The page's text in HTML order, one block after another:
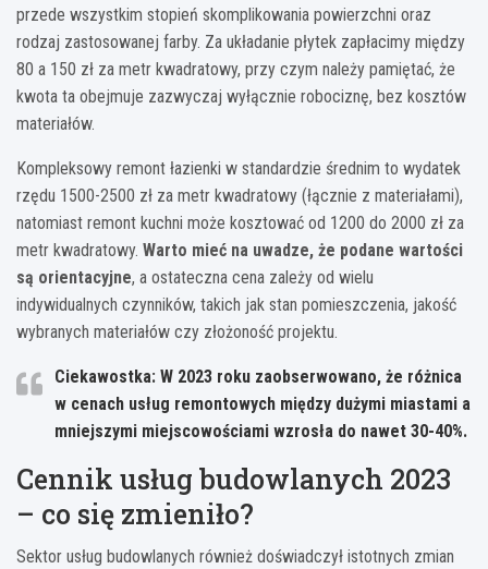
przede wszystkim stopień skomplikowania powierzchni oraz
rodzaj zastosowanej farby. Za układanie płytek zapłacimy między
80 a 150 zł za metr kwadratowy, przy czym należy pamiętać, że
kwota ta obejmuje zazwyczaj wyłącznie robociznę, bez kosztów
materiałów.
Kompleksowy remont łazienki w standardzie średnim to wydatek
rzędu 1500-2500 zł za metr kwadratowy (łącznie z materiałami),
natomiast remont kuchni może kosztować od 1200 do 2000 zł za
metr kwadratowy. Warto mieć na uwadze, że podane wartości
są orientacyjne, a ostateczna cena zależy od wielu
indywidualnych czynników, takich jak stan pomieszczenia, jakość
wybranych materiałów czy złożoność projektu.
Ciekawostka: W 2023 roku zaobserwowano, że różnica
w cenach usług remontowych między dużymi miastami a
mniejszymi miejscowościami wzrosła do nawet 30-40%.
Cennik usług budowlanych 2023
– co się zmieniło?
Sektor usług budowlanych również doświadczył istotnych zmian